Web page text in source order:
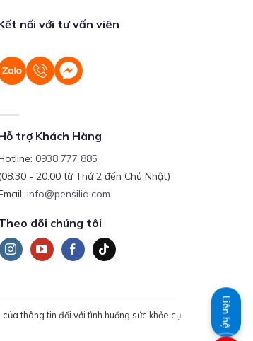
nối với tư vấn viên
trợ Khách Hàng
0938 777 885
- 20:00 từ Thứ 2 đến Chủ Nhật)
info@pensilia.com
dõi chúng tôi
thông tin đối với tình huống sức khỏe cụ
Liên hệ